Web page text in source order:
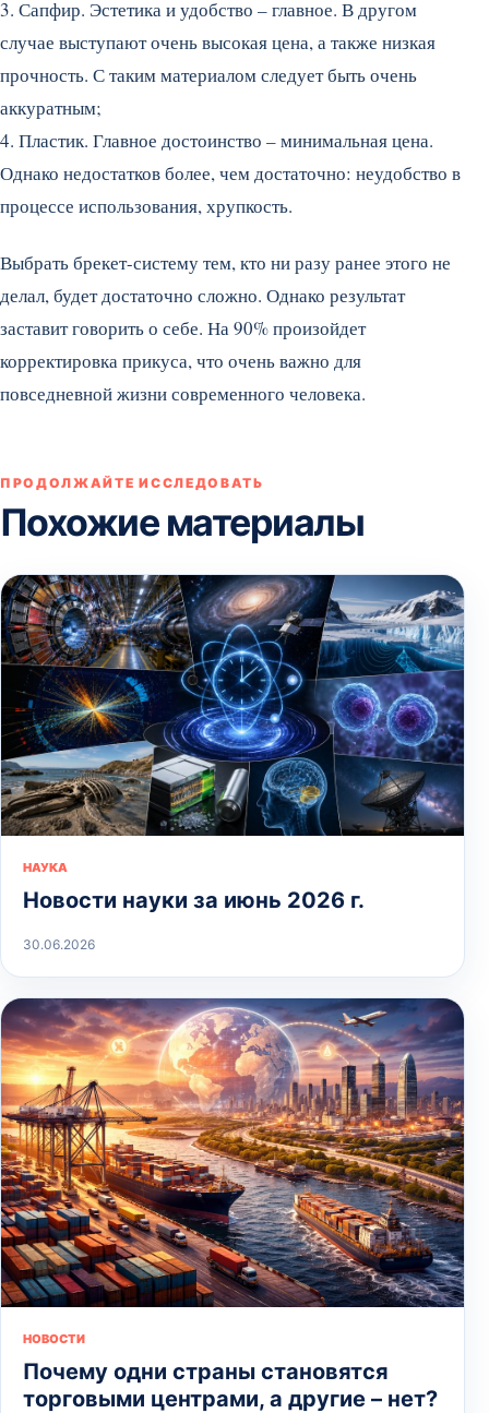
3. Сапфир. Эстетика и удобство – главное. В другом
случае выступают очень высокая цена, а также низкая
прочность. С таким материалом следует быть очень
аккуратным;
4. Пластик. Главное достоинство – минимальная цена.
Однако недостатков более, чем достаточно: неудобство в
процессе использования, хрупкость.
Выбрать брекет-систему тем, кто ни разу ранее этого не
делал, будет достаточно сложно. Однако результат
заставит говорить о себе. На 90% произойдет
корректировка прикуса, что очень важно для
повседневной жизни современного человека.
ПРОДОЛЖАЙТЕ ИССЛЕДОВАТЬ
Похожие материалы
НАУКА
Новости науки за июнь 2026 г.
30.06.2026
НОВОСТИ
Почему одни страны становятся
торговыми центрами, а другие – нет?